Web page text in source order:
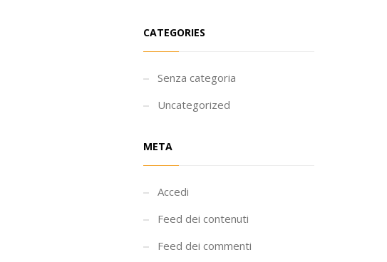
CATEGORIES
Senza categoria
Uncategorized
META
Accedi
Feed dei contenuti
Feed dei commenti